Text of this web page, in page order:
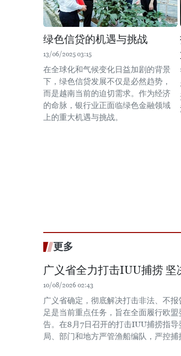
绿色信贷的机遇与挑战
13/06/2025 03:15
在全球化和气候变化日益加剧的背景
下，绿色信贷发展不仅是必然趋势，
而是越南当前的迫切需求。作为经济
的命脉，银行业正面临绿色金融领域
上的重大机遇与挑战。
更多
广义省全力打击IUU捕捞 坚
10/08/2026 02:43
广义省确定，彻底解决打击非法、不
足是当前重点任务，旨在全面履行欧
告。在8月7日召开的打击IUU捕捞指
局、部门和地方严管渔船编队，严控捕